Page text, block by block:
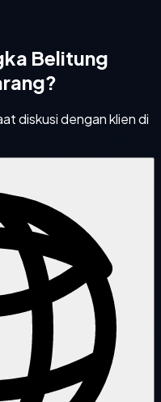
Belitung
diskusi dengan klien di